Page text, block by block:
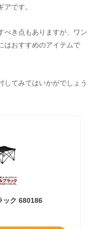
です。
べき点もありますが、ワン
はおすすめのアイテムで
してみてはいかがでしょう
ック 680186